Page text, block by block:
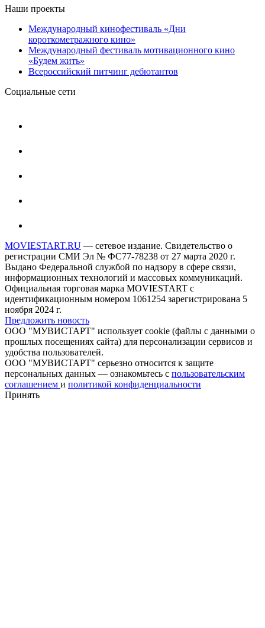
Наши проекты
Международный кинофестиваль «Дни
короткометражного кино»
Международный фестиваль мотивационного кино
«Будем жить»
Всероссийский питчинг дебютантов
Социальные сети
MOVIESTART.RU — сетевое издание. Свидетельство о
регистрации СМИ Эл № ФС77-78238 от 27 марта 2020 г.
Выдано Федеральной службой по надзору в сфере связи,
информационных технологий и массовых коммуникаций.
Официальная торговая марка MOVIESTART с
идентификационным номером 1061254 зарегистрирована 5
ноября 2024 г.
Предложить новость
ООО "МУВИСТАРТ" использует cookie (файлы с данными о
прошлых посещениях сайта) для персонализации сервисов и
удобства пользователей.
ООО "МУВИСТАРТ" серьезно относится к защите
персональных данных — ознакомьтесь с пользовательским
соглашением и политикой конфиденциальности
Принять